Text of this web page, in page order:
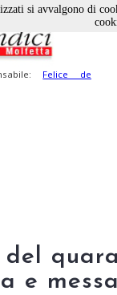
Felice de
del
e
si avvalgono di